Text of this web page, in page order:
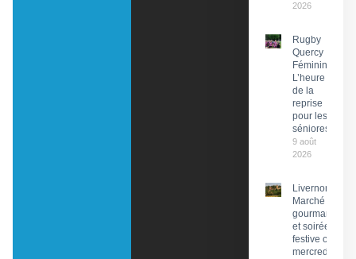
2026
Rugby
Quercy
Féminin :
L’heure
de la
reprise
pour les
séniores
9 août
2026
Livernon :
Marché
gourmand
et soirée
festive ce
mercredi